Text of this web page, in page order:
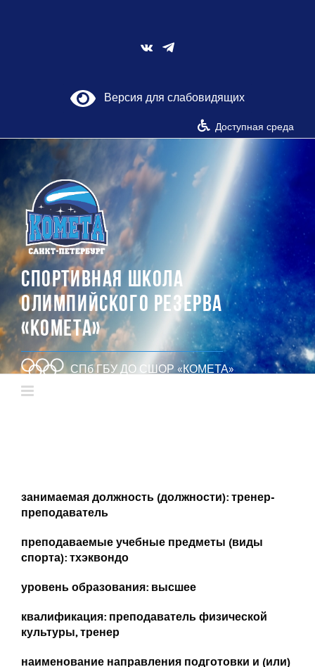
Vk
Версия для слабовидящих
Доступная среда
СПОРТИВНАЯ ШКОЛА
ОЛИМПИЙСКОГО РЕЗЕРВА
«КОМЕТА»
СПб ГБУ ДО СШОР «КОМЕТА»
занимаемая должность (должности): тренер-
преподаватель
преподаваемые учебные предметы (виды
спорта): тхэквондо
уровень образования: высшее
квалификация: преподаватель физической
культуры, тренер
наименование направления подготовки и (или)